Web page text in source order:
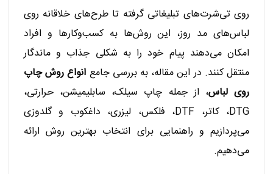
روی تی‌شرت‌های تبلیغاتی گرفته تا طرح‌های خلاقانه روی
لباس‌های مد روز، این روش‌ها به کسب‌وکارها و افراد
امکان می‌دهند پیام خود را به شکلی جذاب و ماندگار
منتقل کنند. در این مقاله، به بررسی جامع انواع روش چاپ
روی لباس، از جمله چاپ سیلک، سابلیمیشن، حرارتی،
DTG، کاتر، DTF، فلکس، لیزری، داغکوب و گلدوزی
می‌پردازیم و راهنمایی برای انتخاب بهترین روش ارائه
می‌دهیم.